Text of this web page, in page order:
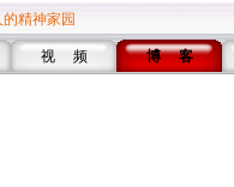
精神家园
视 频 博 客